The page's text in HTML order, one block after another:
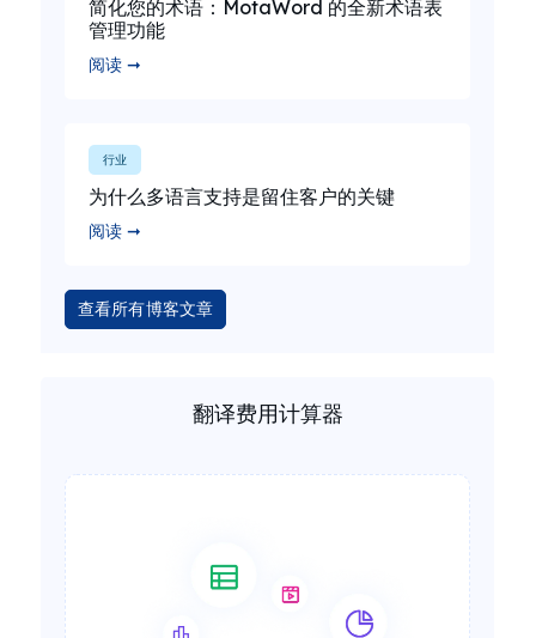
简化您的术语：MotaWord 的全新术语表
管理功能
阅读 ➞
行业
为什么多语言支持是留住客户的关键
阅读 ➞
查看所有博客文章
翻译费用计算器